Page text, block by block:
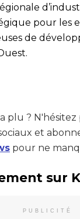
pour les
de
plu ? N'hésitez
et
pour ne
sur
PUBLICITÉ